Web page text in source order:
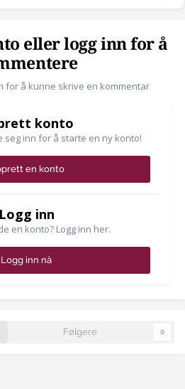
eller logg inn for å
for å kunne skrive en kommentar
konto
seg inn for å starte en ny konto!
en konto
Logg inn
en konto? Logg inn her.
Logg inn nå
Følgere 0